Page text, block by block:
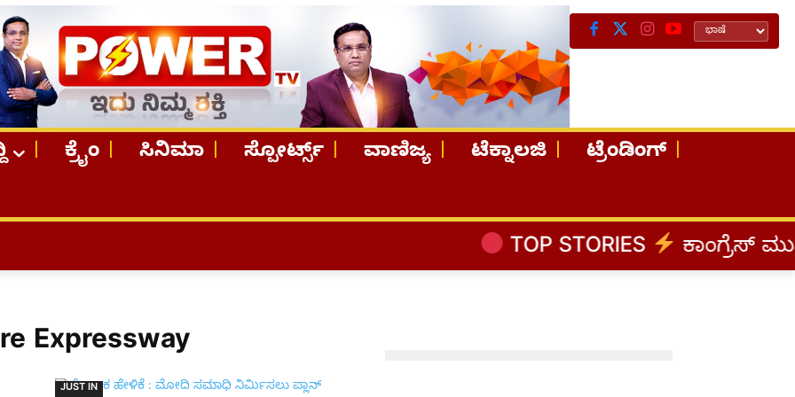
ಕ್ರೈಂ ಸಿನಿಮಾ ಸ್ಪೋರ್ಟ್ಸ್ ವಾಣಿಜ್ಯ ಟೆಕ್ನಾಲಜಿ
ಟ್ರೆಂಡಿಂಗ್
TOP STORIES ಕಾಂಗ್ರೆಸ್‌
Expressway
JUST IN